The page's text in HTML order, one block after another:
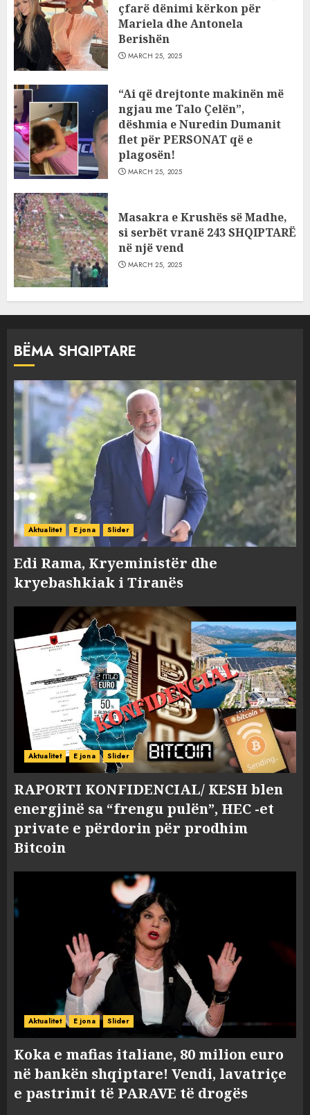
çfarë dënimi kërkon për
Mariela dhe Antonela
Berishën
MARCH 25, 2025
“Ai që drejtonte makinën më
ngjau me Talo Çelën”,
dëshmia e Nuredin Dumanit
flet për PERSONAT që e
plagosën!
MARCH 25, 2025
Masakra e Krushës së Madhe,
si serbët vranë 243 SHQIPTARË
në një vend
MARCH 25, 2025
BËMA SHQIPTARE
Aktualitet E jona Slider
Edi Rama, Kryeministër dhe
kryebashkiak i Tiranës
Aktualitet E jona Slider
RAPORTI KONFIDENCIAL/ KESH blen
energjinë sa “frengu pulën”, HEC -et
private e përdorin për prodhim
Bitcoin
Aktualitet E jona Slider
Koka e mafias italiane, 80 milion euro
në bankën shqiptare! Vendi, lavatriçe
e pastrimit të PARAVE të drogës